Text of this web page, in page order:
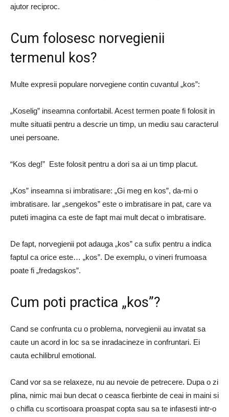
ajutor reciproc.
Cum folosesc norvegienii
termenul kos?
Multe expresii populare norvegiene contin cuvantul „kos”:
„Koselig” inseamna confortabil. Acest termen poate fi folosit in
multe situatii pentru a descrie un timp, un mediu sau caracterul
unei persoane.
“Kos deg!” Este folosit pentru a dori sa ai un timp placut.
„Kos” inseamna si imbratisare: „Gi meg en kos”, da-mi o
imbratisare. Iar „sengekos” este o imbratisare in pat, care va
puteti imagina ca este de fapt mai mult decat o imbratisare.
De fapt, norvegienii pot adauga „kos” ca sufix pentru a indica
faptul ca orice este… „kos”. De exemplu, o vineri frumoasa
poate fi „fredagskos”.
Cum poti practica „kos”?
Cand se confrunta cu o problema, norvegienii au invatat sa
caute un acord in loc sa se inradacineze in confruntari. Ei
cauta echilibrul emotional.
Cand vor sa se relaxeze, nu au nevoie de petrecere. Dupa o zi
plina, nimic mai bun decat o ceasca fierbinte de ceai in maini si
o chifla cu scortisoara proaspat copta sau sa te infasesti intr-o